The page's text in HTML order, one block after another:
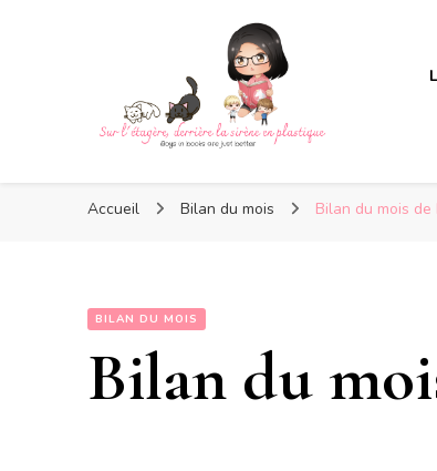
Sur l'étagère, derrière
Accueil Bilan du mois Bilan du mois
BILAN DU MOIS
Bilan du